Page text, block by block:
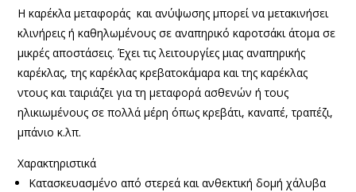
ZW388D
quantity
n
a
t
i
v
e
Η καρέκλα μεταφοράς και ανύψωσης μπορεί να μετακινήσει
κλινήρεις ή καθηλωμένους σε αναπηρικό καροτσάκι άτομα σε
μικρές αποστάσεις. Έχει τις λειτουργίες μιας αναπηρικής
καρέκλας, της καρέκλας κρεβατοκάμαρα και της καρέκλας
ντους και ταιριάζει για τη μεταφορά ασθενών ή τους
ηλικιωμένους σε πολλά μέρη όπως κρεβάτι, καναπέ, τραπέζι,
μπάνιο κ.λπ.
Χαρακτηριστικά
Κατασκευασμένο από στερεά και ανθεκτική δομή χάλυβα